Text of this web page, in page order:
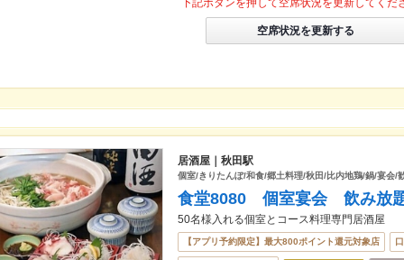
下記ボタンを押して空席状況を更新してくだ
空席状況を更新する
居酒屋｜秋田駅
個室/きりたんぽ/和食/郷土料理/秋田/比内地鶏/鍋/宴会/
食堂8080 個室宴会 飲み放
50名様入れる個室とコース料理専門居酒屋
【アプリ予約限定】最大800ポイント還元対象店